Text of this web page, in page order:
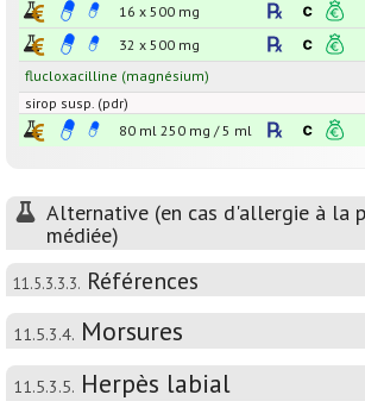
16 x 500 mg
32 x 500 mg
flucloxacilline (magnésium)
sirop susp. (pdr)
80 ml 250 mg / 5 ml
Alternative (en cas d'allergie à la
médiée)
11.5.3.3.3. Références
11.5.3.4. Morsures
11.5.3.5. Herpès labial